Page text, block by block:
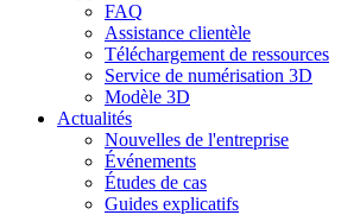
FAQ
Assistance clientèle
Téléchargement de ressources
Service de numérisation 3D
Modèle 3D
Actualités
Nouvelles de l'entreprise
Événements
Études de cas
Guides explicatifs